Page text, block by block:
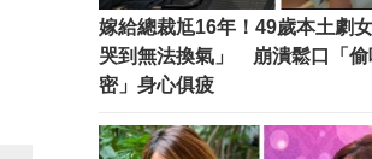
嫁給總裁尪16年！49歲本土劇
哭到無法換氣」 崩潰鬆口「偷
密」身心俱疲